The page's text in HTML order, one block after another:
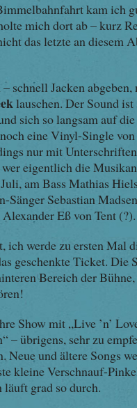
kam ich
mich dort ab – kurz
das letzte an diesem
schnell Jacken
lauschen. Der Sound
sich so langsam auf
eine Vinyl-Single
nur mit
eigentlich die
am Bass Mathias
Sänger Sebastian
Eß von Tent
ich werde zu ersten Mal
geschenkte Ticket. Die
Bereich der
Show mit „Live ’n’
– übrigens, sehr zu
Neue und ältere Songs
kleine Verschnauf-
grad so durch.